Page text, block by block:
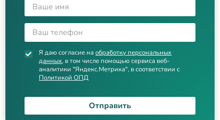
Я даю согласие наобработку персональных
данных, в том числе помощью сервиса веб-
аналитики "Яндекс.Метрика", в соответствии с
Политикой ОПД
Отправить